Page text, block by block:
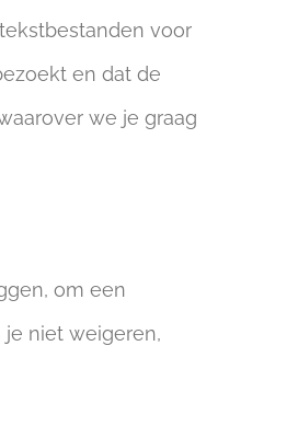
voor
en dat de
we je graag
om een
niet weigeren,